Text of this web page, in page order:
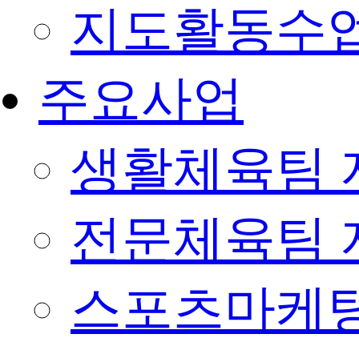
지도활동수
주요사업
생활체육팀
전문체육팀
스포츠마케